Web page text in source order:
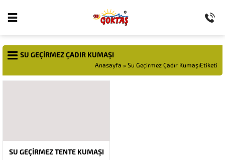
SU GEÇIRMEZ ÇADIR KUMAŞI
Anasayfa » Su Geçirmez Çadır KumaşıEtiketi
SU GEÇIRMEZ TENTE KUMAŞI